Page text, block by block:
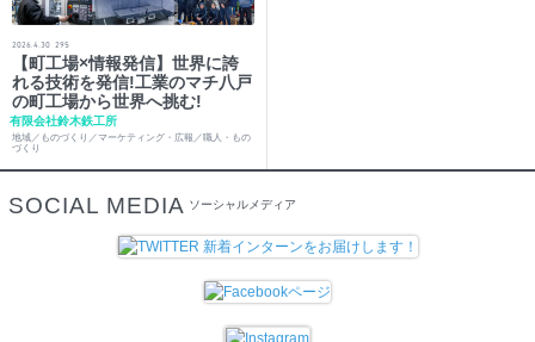
2026.4.30 295
【町工場×情報発信】世界に誇
れる技術を発信!工業のマチ八戸
の町工場から世界へ挑む!
有限会社鈴木鉄工所
地域／ものづくり／マーケティング・広報／職人・もの
づくり
SOCIAL MEDIA ソーシャルメディア